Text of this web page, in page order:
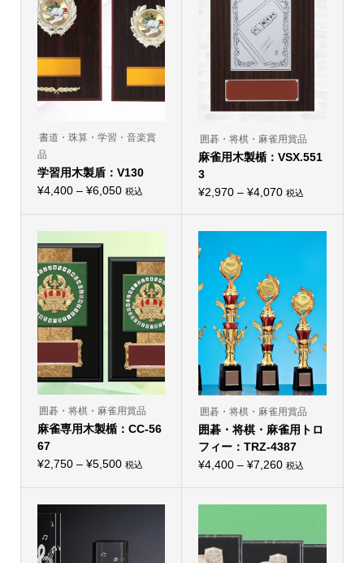
書道・珠算・学習・音楽賞
品
学習用木製盾：V130
¥4,400 – ¥6,050価
–
¥6,050
税込
の
に
は
複
数
の
バ
リ
エ
ー
ョ
ン
が
あ
り
ま
す。
オ
プ
シ
ン
ペ
ー
ジ
囲碁・将棋・麻雀用賞品
麻雀用木製楯：VSX.551
3
¥2,970 – ¥4,070価税込
の
に
は
数
の
バ
エ
ー
ョ
ン
が
あ
り
ま
す。
オ
プ
シ
ン
ペ
ジ
囲碁・将棋・麻雀用賞品
麻雀専用木製楯：CC-56
67
¥2,750 – ¥5,500価
¥5,500
税込
の
は
複
数
囲碁・将棋・麻雀用賞品
囲碁・将棋・麻雀用トロ
フィー：TRZ-4387
¥4,400 – ¥7,260価
¥7,260
税込
の
は
数